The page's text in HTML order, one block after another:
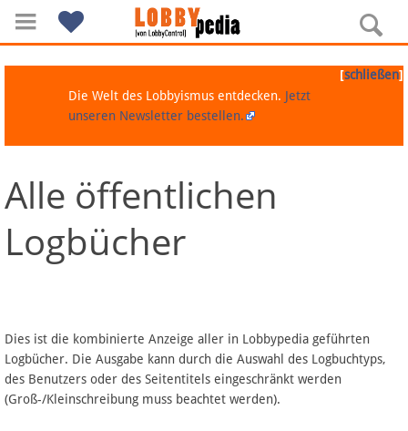
Navigation
Über Lobbypedia
Artikel nach Kategorien
FAQ
[schließen]
Die Welt des Lobbyismus entdecken. Jetzt
unseren Newsletter bestellen.
Alle öffentlichen
Logbücher
Dies ist die kombinierte Anzeige aller in Lobbypedia geführten
Logbücher. Die Ausgabe kann durch die Auswahl des Logbuchtyps,
des Benutzers oder des Seitentitels eingeschränkt werden
(Groß-/Kleinschreibung muss beachtet werden).